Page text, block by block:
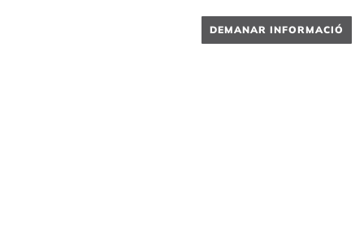
DEMANAR INFORMACIÓ